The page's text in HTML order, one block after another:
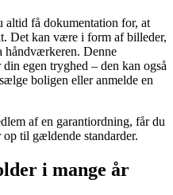
få dokumentation for, at
Det kan være i form af billeder,
håndværkeren. Denne
egen tryghed – den kan også
boligen eller anmelde en
af en garantiordning, får du
til gældende standarder.
i mange år